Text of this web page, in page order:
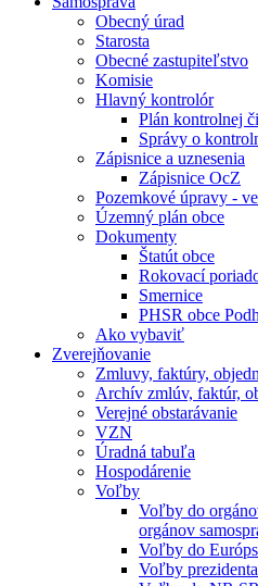
Obecný úrad
Starosta
Obecné zastupiteľstvo
Komisie
Hlavný kontrolór
Plán kontrolnej
Správy o
Zápisnice a uznesenia
Zápisnice OcZ
Pozemkové úpravy -
Územný plán obce
Dokumenty
Štatút obce
Rokovací
Smernice
PHSR obce
Ako vybaviť
Zverejňovanie
Zmluvy, faktúry,
Archív zmlúv, faktúr,
Verejné obstarávanie
VZN
Úradná tabuľa
Hospodárenie
Voľby
Voľby do
orgánov
Voľby do
Voľby